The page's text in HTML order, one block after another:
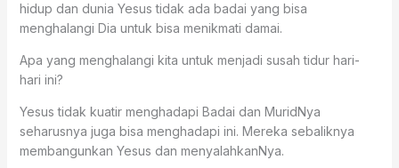
hidup dan dunia Yesus tidak ada badai yang bisa
menghalangi Dia untuk bisa menikmati damai.
Apa yang menghalangi kita untuk menjadi susah tidur hari-
hari ini?
Yesus tidak kuatir menghadapi Badai dan MuridNya
seharusnya juga bisa menghadapi ini. Mereka sebaliknya
membangunkan Yesus dan menyalahkanNya.